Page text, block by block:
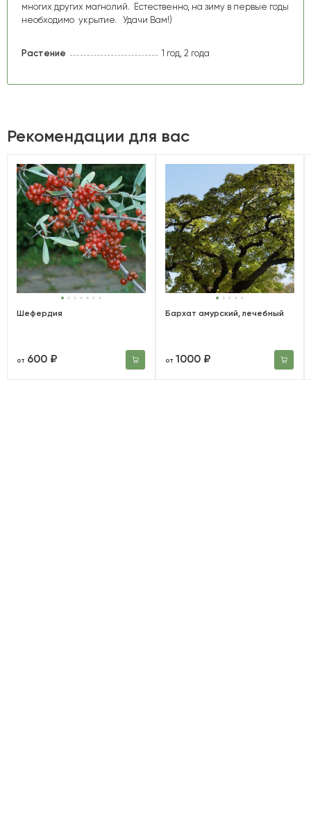
многих других магнолий. Естественно, на зиму в первые годы
необходимо укрытие. Удачи Вам!)
Растение 1 год, 2 года
Рекомендации для вас
Шефердия
от 600 ₽
Бархат амурский, лечебный
от 1000 ₽